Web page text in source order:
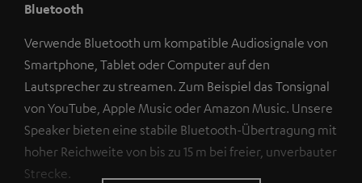
Bluetooth
Verwende Bluetooth um kompatible Audiosignale von
Smartphone, Tablet oder Computer auf den
Lautsprecher zu streamen. Zum Beispiel das Tonsignal
von YouTube, Apple Music oder Amazon Music. Unsere
Speaker bieten eine stabile Bluetooth-Übertragung mit
hoher Reichweite von bis zu 15 m bei freier, unverbauter
Strecke.